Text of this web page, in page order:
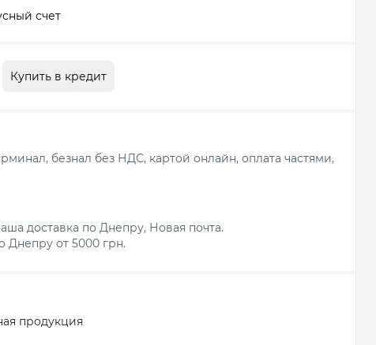
счет
Купить в кредит
безнал без НДС, картой онлайн, оплата частями,
доставка по Днепру, Новая почта.
Днепру от 5000 грн.
продукция